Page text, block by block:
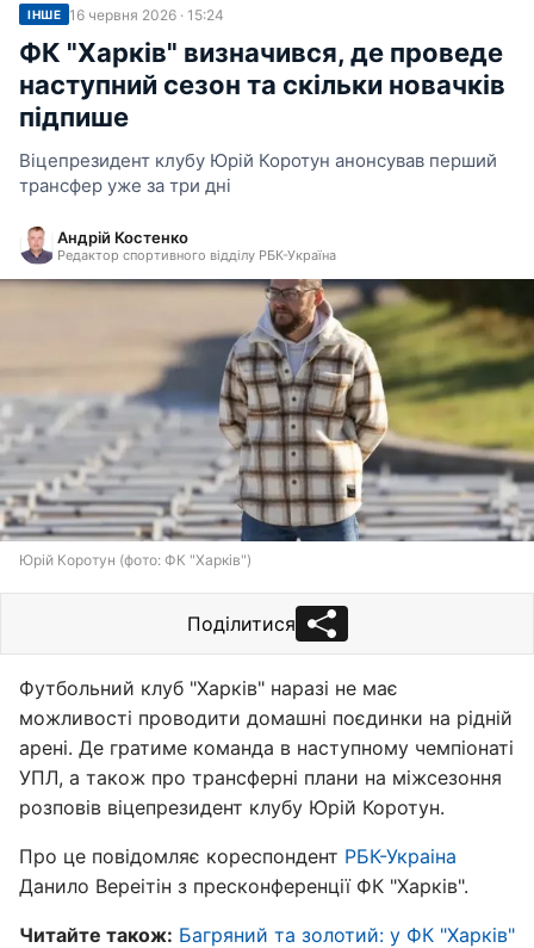
ІНШЕ 16 червня 2026 · 15:24
ФК "Харків" визначився, де проведе
наступний сезон та скільки новачків
підпише
Віцепрезидент клубу Юрій Коротун анонсував перший
трансфер уже за три дні
Андрій Костенко
Редактор спортивного відділу РБК-Україна
Юрій Коротун (фото: ФК "Харків")
Поділитися
Футбольний клуб "Харків" наразі не має
можливості проводити домашні поєдинки на рідній
арені. Де гратиме команда в наступному чемпіонаті
УПЛ, а також про трансферні плани на міжсезоння
розповів віцепрезидент клубу Юрій Коротун.
Про це повідомляє кореспондент РБК-Украіна
Данило Вереітін з пресконференції ФК "Харків".
Читайте також: Багряний та золотий: у ФК "Харків"